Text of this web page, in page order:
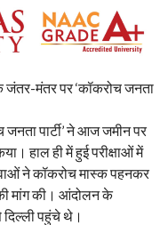
मंतर पर ‘कॉकरोच जनता
पार्टी’ ने आज जमीन पर
हाल ही में हुई परीक्षाओं में
ने कॉकरोच मास्क पहनकर
की मांग की। आंदोलन के
पहुंचे थे।